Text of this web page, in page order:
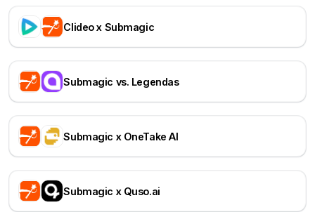
Clideo x Submagic
Submagic vs. Legendas
Submagic x OneTake AI
Submagic x Quso.ai